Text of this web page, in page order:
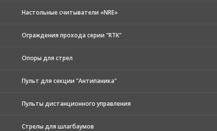
Настольные считыватели «NRE»
Ограждения прохода серии "RTK"
Опоры для стрел
Пульт для секции "Антипаника"
Пульты дистанционного управления
Стрелы для шлагбаумов